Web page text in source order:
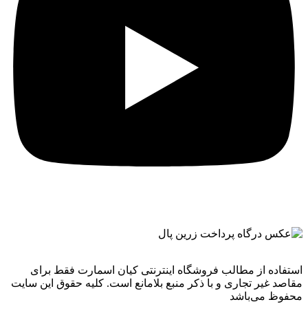
استفاده از مطالب فروشگاه اینترنتی کیان اسمارت فقط برای
مقاصد غیر تجاری و با ذکر منبع بلامانع است. کليه حقوق اين سايت
محفوظ می‌باشد